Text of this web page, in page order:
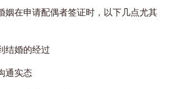
姻在申请配偶者签证时，以下几点尤其
结婚的经过
通实态